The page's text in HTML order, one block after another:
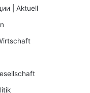
| Aktuell